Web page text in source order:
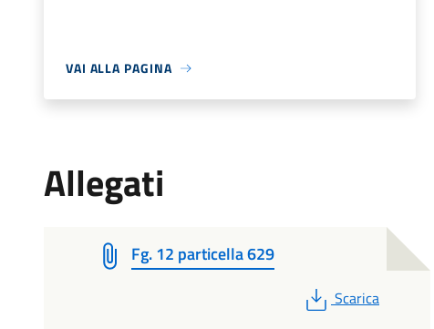
VAI ALLA PAGINA
Allegati
Fg. 12 particella 629
PDF
Scarica